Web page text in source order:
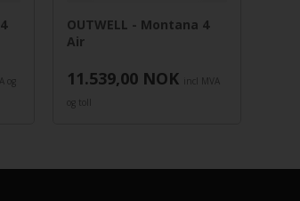
og
OUTWELL - Montana 4
Air
11.539,00 NOK
incl MVA
og toll